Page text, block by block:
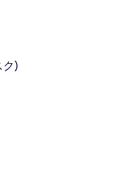
ク)